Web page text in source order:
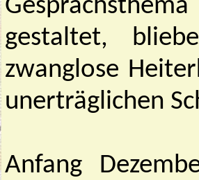
gestaltet,
zwanglose
unerträglichen
Anfang